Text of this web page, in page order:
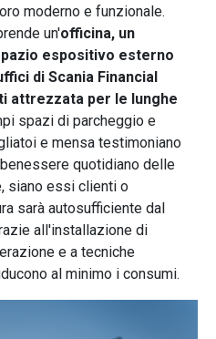
moderno e funzionale.
un'officina, un
espositivo esterno
di Scania Financial
attrezzata per le lunghe
spazi di parcheggio e
e mensa testimoniano
quotidiano delle
siano essi clienti o
sarà autosufficiente dal
all'installazione di
e a tecniche
al minimo i consumi.